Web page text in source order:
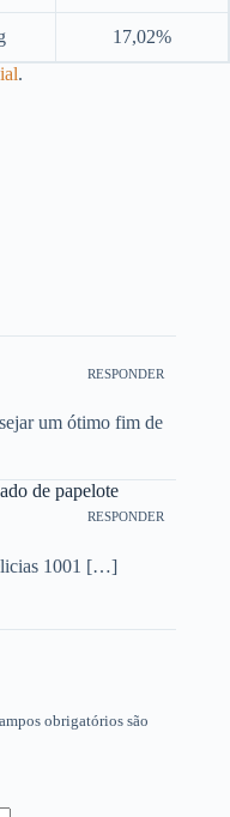
17,02%
.
RESPONDER
um ótimo fim de
de papelote
RESPONDER
1001 […]
obrigatórios são